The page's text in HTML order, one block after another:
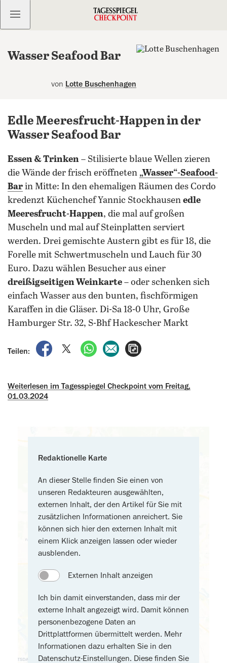
Kostenlos anmelden
Wasser Seafood Bar
von Lotte Buschenhagen
Edle Meeresfrucht-Happen in der
Wasser Seafood Bar
Essen & Trinken – Stilisierte blaue Wellen zieren
die Wände der frisch eröffneten „Wasser“-Seafood-
Bar in Mitte: In den ehemaligen Räumen des Cordo
kredenzt Küchenchef Yannic Stockhausen edle
Meeresfrucht-Happen, die mal auf großen
Muscheln und mal auf Steinplatten serviert
werden. Drei gemischte Austern gibt es für 18, die
Forelle mit Schwertmuscheln und Lauch für 30
Euro. Dazu wählen Besucher aus einer
dreißigseitigen Weinkarte – oder schenken sich
einfach Wasser aus den bunten, fischförmigen
Karaffen in die Gläser. Di-Sa 18-0 Uhr, Große
Hamburger Str. 32, S-Bhf Hackescher Markt
Teilen:
auf Facebook teilen
auf X teilenper WhatsApp teilen
per E-Mail teilen
Weiterlesen im Tagesspiegel Checkpoint vom Freitag,
01.03.2024
Redaktionelle Karte
An dieser Stelle finden Sie einen von
unseren Redakteuren ausgewählten,
externen Inhalt, der den Artikel für Sie mit
zusätzlichen Informationen anreichert. Sie
können sich hier den externen Inhalt mit
einem Klick anzeigen lassen oder wieder
ausblenden.
Externen Inhalt anzeigen
Ich bin damit einverstanden, dass mir der
externe Inhalt angezeigt wird. Damit können
personenbezogene Daten an
Drittplattformen übermittelt werden. Mehr
Informationen dazu erhalten Sie in den
Datenschutz-Einstellungen. Diese finden Sie